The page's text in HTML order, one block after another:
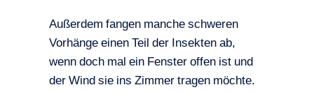
Außerdem fangen manche schweren
Vorhänge einen Teil der Insekten ab,
wenn doch mal ein Fenster offen ist und
der Wind sie ins Zimmer tragen möchte.